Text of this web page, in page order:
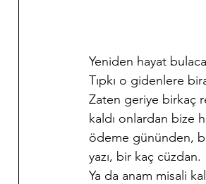
Yeniden hayat
Tıpkı o gidenlere
Zaten geriye birkaç
kaldı onlardan bize
ödeme gününden,
yazı, bir kaç cüzdan.
Ya da anam misali